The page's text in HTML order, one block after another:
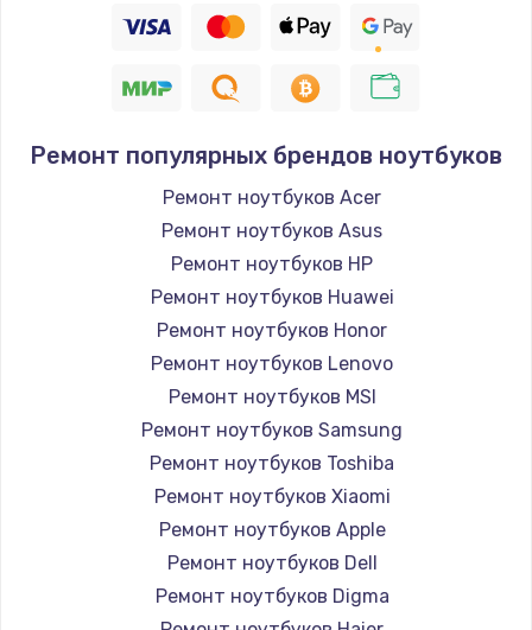
Ремонт популярных брендов ноутбуков
Ремонт ноутбуков Acer
Ремонт ноутбуков Asus
Ремонт ноутбуков HP
Ремонт ноутбуков Huawei
Ремонт ноутбуков Honor
Ремонт ноутбуков Lenovo
Ремонт ноутбуков MSI
Ремонт ноутбуков Samsung
Ремонт ноутбуков Toshiba
Ремонт ноутбуков Xiaomi
Ремонт ноутбуков Apple
Ремонт ноутбуков Dell
Ремонт ноутбуков Digma